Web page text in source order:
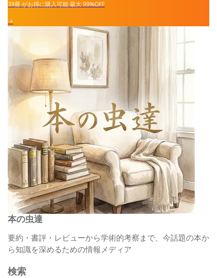
39冊がお得に購入可能最大99%OFF
→
本の虫達
要約・書評・レビューから学術的考察まで、今話題の本か
ら知識を深めるための情報メディア
検索